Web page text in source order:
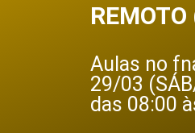
Aulas no
29/03
das 08:00